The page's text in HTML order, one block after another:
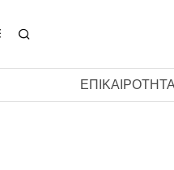
ΕΠΙΚΑΙΡΟΤΗΤΑ